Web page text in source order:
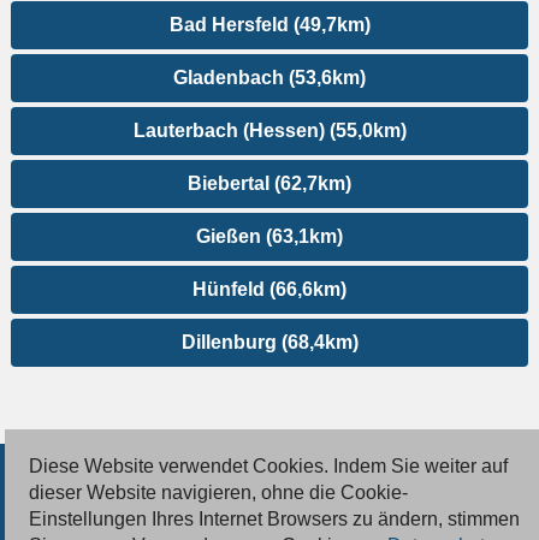
Bad Hersfeld (49,7km)
Gladenbach (53,6km)
Lauterbach (Hessen) (55,0km)
Biebertal (62,7km)
Gießen (63,1km)
Hünfeld (66,6km)
Dillenburg (68,4km)
© 2026 Deutsche Jobmarkt GmbH
Diese Website verwendet Cookies. Indem Sie weiter auf
dieser Website navigieren, ohne die Cookie-
Einstellungen Ihres Internet Browsers zu ändern, stimmen